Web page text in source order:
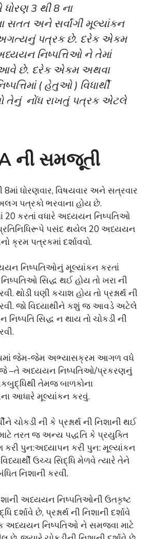
3 થી 8 ના
સતત અને સર્વાંગી મૂલ્યાંકન
અગત્યનું પત્રક છે. દરેક એકમ
નિષ્પત્તિઓ ને તેમાં
આવે છે. દરેક એકમ અથવા
( હેતુઓ ) વિધાર્થી
તેનું નોંધ રાખતું પત્રક એટલે
ની સમજૂતી
8માં ધોરણવાર, વિષયવાર અને સત્રવાર
પત્રકો ભરવાના હોય છે.
20 કરતાં વધારે અધ્યયન નિષ્પતિઓ
પસંદ થયેલ 20 અધ્યયન
ક્રમ પત્રકમાં દર્શાવવો.
નિષ્પતિઓનું મૂલ્યાંકન કરતાં
સિદ્ધ થઈ હોય તો ખરા ની
થોડી ઘણી કચાશ હોય તો પ્રશ્નાર્થ ની
જો વિધ્યાથીને કશું જ આવડે અટેલે
સિદ્ધ ન થાય તો ચોકડી ની
જેમ-જેમ અભ્યાસક્રમ આગળ વધે
–તે અધ્યયન નિષ્પતિઓ/પ્રકરણનું
તેમજ બાળકોના
આધારે મૂલ્યાંકન કરવું.
ચોકડી ની કે પ્રશ્નાર્થ ની નિશાની થઈ
તરત જ અન્ય પદ્ધતિ કે પ્રયુક્તિ
કરી પુન:અધ્યાપન કરી પુન: મૂલ્યાંકન
ઉચ્ચ સિદ્ધિ મેળવે ત્યારે તેને
નિશાની કરવી.
અધ્યયન નિષ્પતિઓની ઉતકૃષ્ટ
દર્શાવે છે, પ્રશ્નાર્થ ની નિશાની દર્શાવે
અધ્યયન નિષ્પતિઓ ને સમજવા માટે